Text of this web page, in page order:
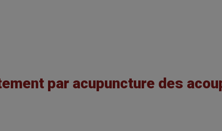
par acupuncture des